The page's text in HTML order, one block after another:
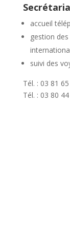
accueil
gestion
suivi des
Tél. : 03 81
Tél. : 03 80